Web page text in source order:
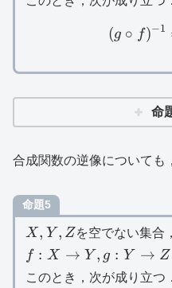
(g ∘ f)−1
命
合成関数の逆像についても
命題5
X,Y,Z
X , Y , Z を空でない集合，
f : X → Y , g : Y → Z
このとき，次が成り立つ．